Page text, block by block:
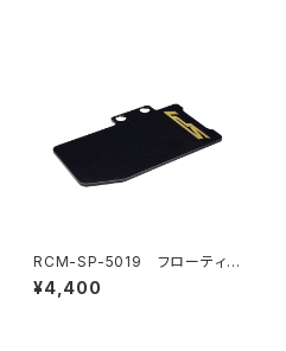
RCM-SP-5019 フローティン
グエレクトロニクスプレート 真
鍮プレート(11.5g)(オプション)
¥4,400